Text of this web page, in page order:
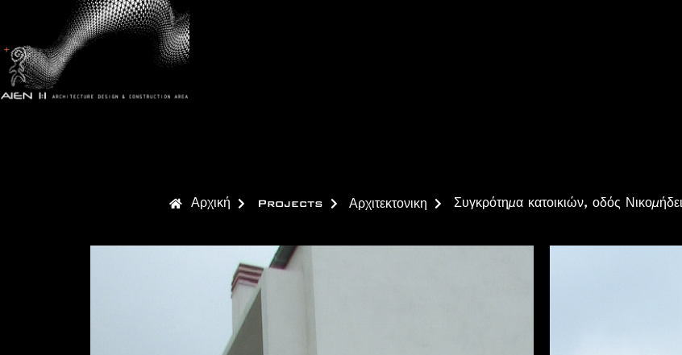
Αρχική Projects Αρχιτεκτονικη Συγκρότημα κατοικιών, οδός